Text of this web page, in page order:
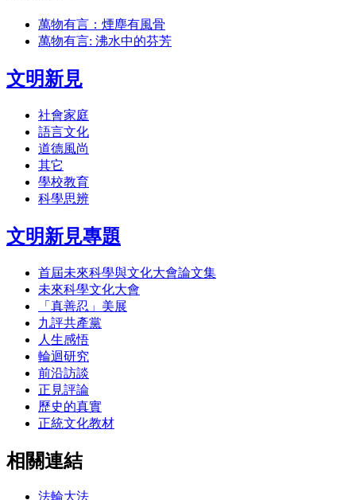
萬物有言：煙塵有風骨
萬物有言: 沸水中的芬芳
文明新見
社會家庭
語言文化
道德風尚
其它
學校教育
科學思辨
文明新見專題
首屆未來科學與文化大會論文集
未來科學文化大會
「真善忍」美展
九評共產黨
人生感悟
輪迴研究
前沿訪談
正見評論
歷史的真實
正統文化教材
相關連結
法輪大法